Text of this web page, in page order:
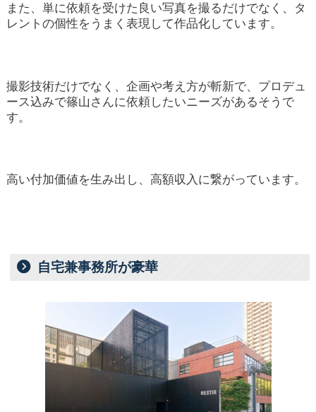
また、単に依頼を受けた良い写真を撮るだけでなく、タ
レントの個性をうまく表現して作品化しています。
撮影技術だけでなく、企画や考え方が斬新で、プロデュ
ース込みで篠山さんに依頼したいニーズがあるそうで
す。
高い付加価値を生み出し、高額収入に繋がっています。
自宅兼事務所が豪華